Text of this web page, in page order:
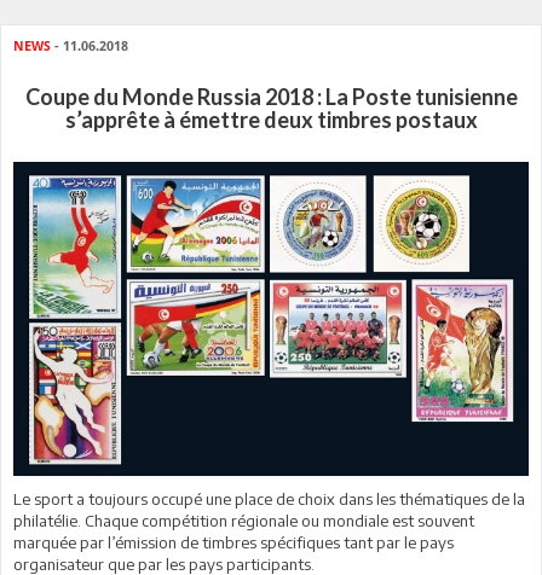
NEWS - 11.06.2018
Coupe du Monde Russia 2018 : La Poste tunisienne
s’apprête à émettre deux timbres postaux
Le sport a toujours occupé une place de choix dans les thématiques de la
philatélie. Chaque compétition régionale ou mondiale est souvent
marquée par l’émission de timbres spécifiques tant par le pays
organisateur que par les pays participants.